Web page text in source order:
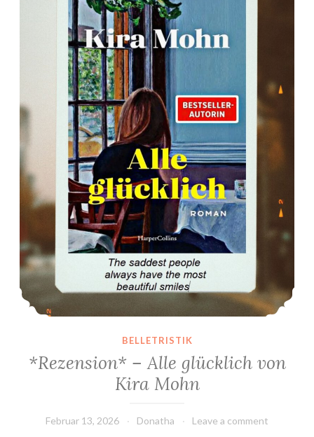
BELLETRISTIK
*Rezension* – Alle glücklich von
Kira Mohn
Februar 13, 2026 Donatha Leave a comment